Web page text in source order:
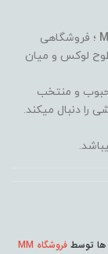
؛ فروشگاهی
لوکس و میان
محبوب و منتخب
را دنبال میکند.
ها توسط فروشگاه MM